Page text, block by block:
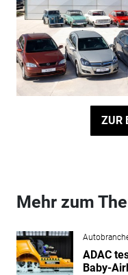
ZUR
Mehr zum
ADAC
Baby-